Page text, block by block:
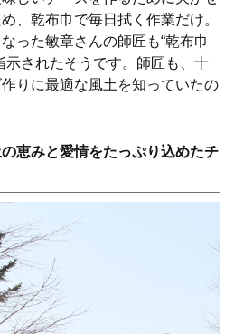
、乾布巾で毎日拭く作業だけ。
った敏章さんの師匠も“乾布巾
示されたそうです。師匠も、十
りに最適な風土を知っていたの
恵みと愛情をたっぷり込めたチ